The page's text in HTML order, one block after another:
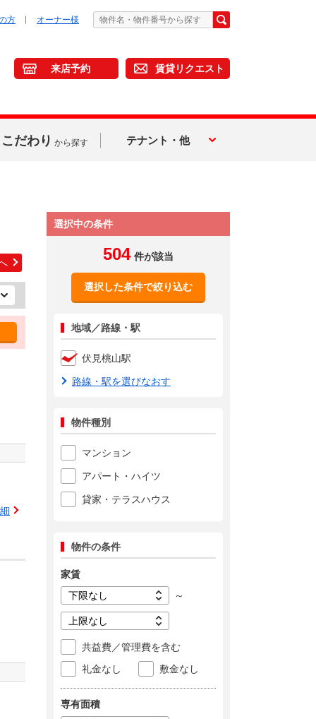
方 オーナー様
来店予約 賃貸リクエスト
こだわり から探す テナント・他
選択中の条件
504 件が該当
選択した条件で絞り込む
地域／路線・駅
伏見桃山駅
路線・駅を選びなおす
物件種別
マンション
アパート・ハイツ
貸家・テラスハウス
物件の条件
家賃
～
共益費／管理費を含む
礼金なし
敷金なし
専有面積